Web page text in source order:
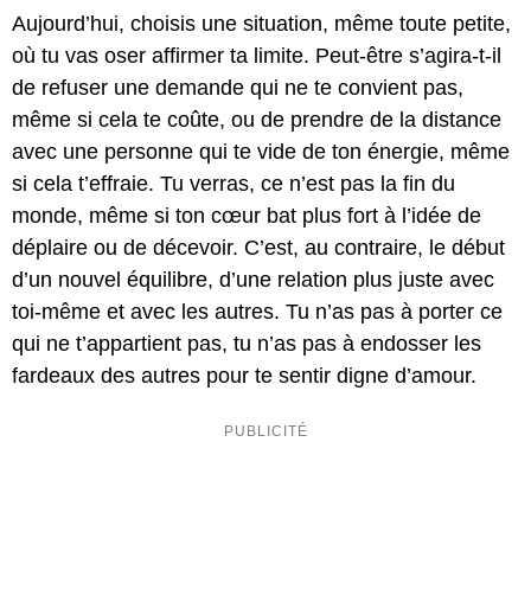
Aujourd’hui, choisis une situation, même toute petite,
où tu vas oser affirmer ta limite. Peut-être s’agira-t-il
de refuser une demande qui ne te convient pas,
même si cela te coûte, ou de prendre de la distance
avec une personne qui te vide de ton énergie, même
si cela t’effraie. Tu verras, ce n’est pas la fin du
monde, même si ton cœur bat plus fort à l’idée de
déplaire ou de décevoir. C’est, au contraire, le début
d’un nouvel équilibre, d’une relation plus juste avec
toi-même et avec les autres. Tu n’as pas à porter ce
qui ne t’appartient pas, tu n’as pas à endosser les
fardeaux des autres pour te sentir digne d’amour.